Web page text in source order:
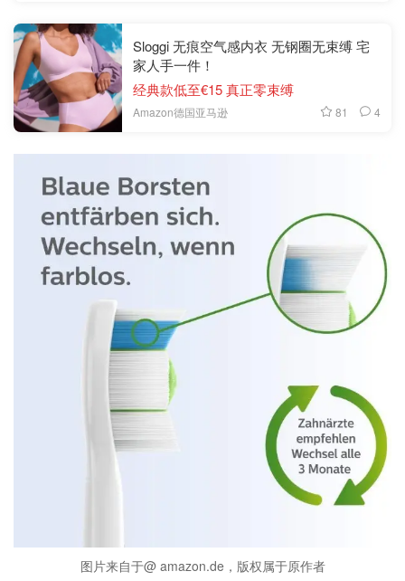
Sloggi 无痕空气感内衣 无钢圈无束缚 宅
家人手一件！
经典款低至€15 真正零束缚
Amazon德国亚马逊 81 4
图片来自于@ amazon.de，版权属于原作者